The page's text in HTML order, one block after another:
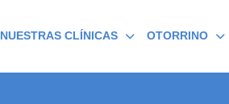
NUESTRAS CLÍNICAS OTORRINO